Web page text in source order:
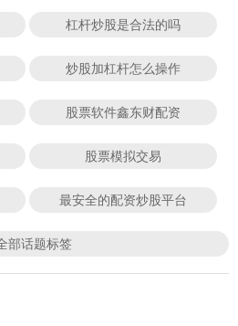
杠杆炒股是合法的吗
炒股加杠杆怎么操作
股票软件鑫东财配资
股票模拟交易
最安全的配资炒股平台
部话题标签